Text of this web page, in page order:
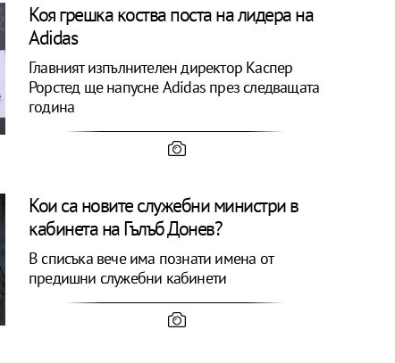
Коя грешка коства поста на лидера на
Adidas
Главният изпълнителен директор Каспер
Рорстед ще напусне Adidas през следващата
година
Кои са новите служебни министри в
кабинета на Гълъб Донев?
В списъка вече има познати имена от
предишни служебни кабинети